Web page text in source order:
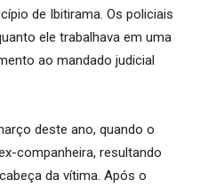
de Ibitirama. Os policiais
ele trabalhava em uma
ao mandado judicial
deste ano, quando o
companheira, resultando
da vítima. Após o